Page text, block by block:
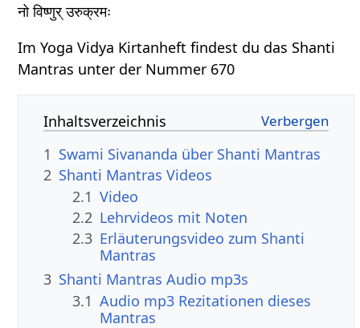
नो विष्णुर् उरुक्रमः
Im Yoga Vidya Kirtanheft findest du das Shanti
Mantras unter der Nummer 670
Inhaltsverzeichnis
1 Swami Sivananda über Shanti Mantras
2 Shanti Mantras Videos
2.1 Video
2.2 Lehrvideos mit Noten
2.3 Erläuterungsvideo zum Shanti
Mantras
3 Shanti Mantras Audio mp3s
3.1 Audio mp3 Rezitationen dieses
Mantras